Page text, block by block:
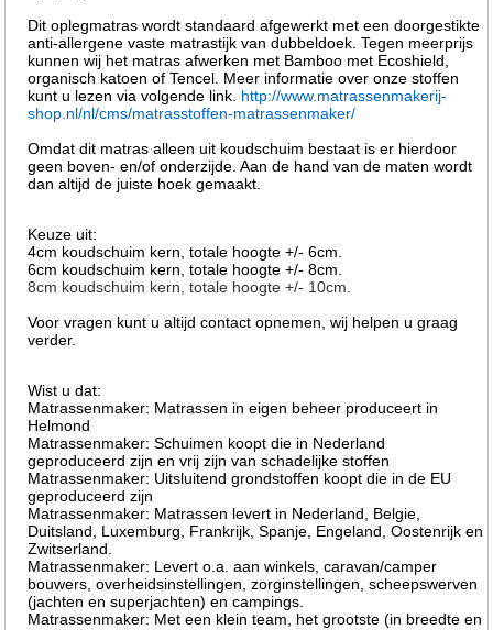
Dit oplegmatras wordt standaard afgewerkt met een doorgestikte
anti-allergene vaste matrastijk van dubbeldoek. Tegen meerprijs
kunnen wij het matras afwerken met Bamboo met Ecoshield,
organisch katoen of Tencel. Meer informatie over onze stoffen
kunt u lezen via volgende link. http://www.matrassenmakerij-
shop.nl/nl/cms/matrasstoffen-matrassenmaker/
Omdat dit matras alleen uit koudschuim bestaat is er hierdoor
geen boven- en/of onderzijde. Aan de hand van de maten wordt
dan altijd de juiste hoek gemaakt.
Keuze uit:
4cm koudschuim kern, totale hoogte +/- 6cm.
6cm koudschuim kern, totale hoogte +/- 8cm.
8cm koudschuim kern, totale hoogte +/- 10cm.
Voor vragen kunt u altijd contact opnemen, wij helpen u graag
verder.
Wist u dat:
Matrassenmaker: Matrassen in eigen beheer produceert in
Helmond
Matrassenmaker: Schuimen koopt die in Nederland
geproduceerd zijn en vrij zijn van schadelijke stoffen
Matrassenmaker: Uitsluitend grondstoffen koopt die in de EU
geproduceerd zijn
Matrassenmaker: Matrassen levert in Nederland, Belgie,
Duitsland, Luxemburg, Frankrijk, Spanje, Engeland, Oostenrijk en
Zwitserland.
Matrassenmaker: Levert o.a. aan winkels, caravan/camper
bouwers, overheidsinstellingen, zorginstellingen, scheepswerven
(jachten en superjachten) en campings.
Matrassenmaker: Met een klein team, het grootste (in breedte en